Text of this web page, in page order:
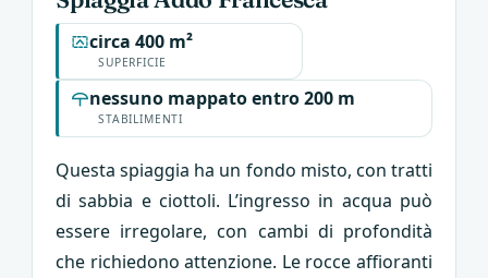
SUPERFICIE
circa 400 m²
STABILIMENTI
nessuno mappato entro 200 m
Questa spiaggia ha un fondo misto, con tratti
di sabbia e ciottoli. L’ingresso in acqua può
essere irregolare, con cambi di profondità
che richiedono attenzione. Le rocce affioranti